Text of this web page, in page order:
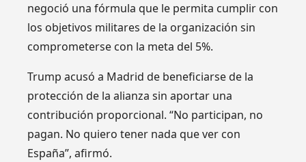
negoció una fórmula que le permita cumplir con
los objetivos militares de la organización sin
comprometerse con la meta del 5%.
Trump acusó a Madrid de beneficiarse de la
protección de la alianza sin aportar una
contribución proporcional. “No participan, no
pagan. No quiero tener nada que ver con
España”, afirmó.